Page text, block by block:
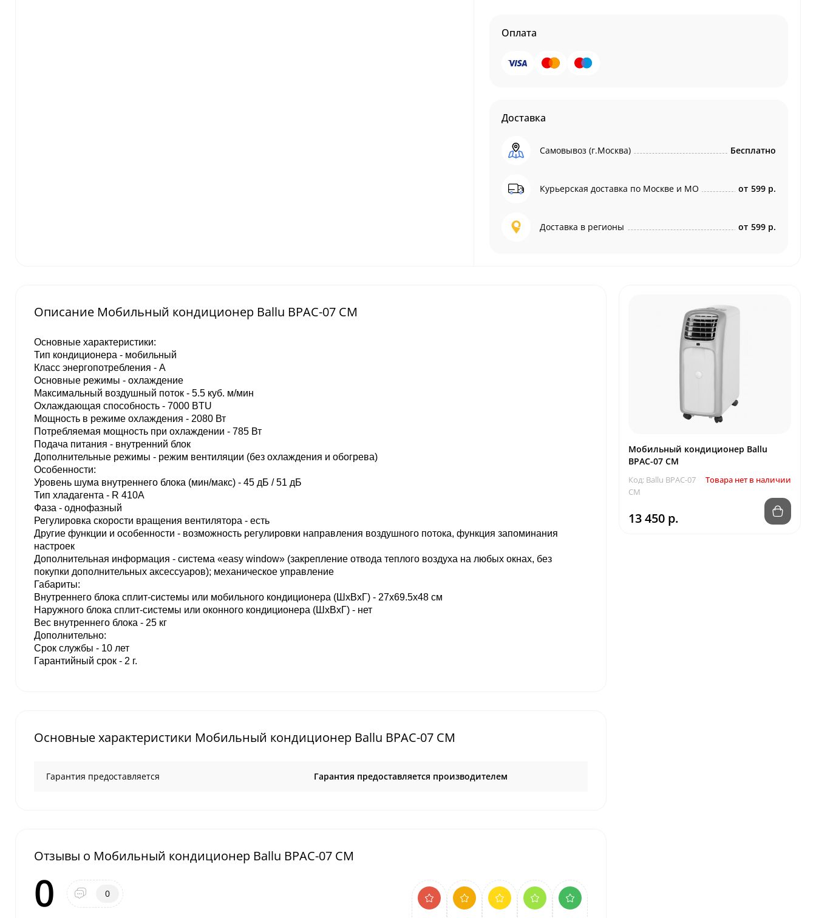
Оплата
Доставка
Самовывоз (г.Москва) Бесплатно
Курьерская доставка по Москве и МО от 599 р.
Доставка в регионы от 599 р.
Описание Мобильный кондиционер Ballu BPAC-07 CM
Основные характеристики:
Тип кондиционера - мобильный
Класс энергопотребления - A
Основные режимы - охлаждение
Максимальный воздушный поток - 5.5 куб. м/мин
Охлаждающая способность - 7000 BTU
Мощность в режиме охлаждения - 2080 Вт
Потребляемая мощность при охлаждении - 785 Вт
Подача питания - внутренний блок
Дополнительные режимы - режим вентиляции (без охлаждения и обогрева)
Особенности:
Уровень шума внутреннего блока (мин/макс) - 45 дБ / 51 дБ
Тип хладагента - R 410A
Фаза - однофазный
Регулировка скорости вращения вентилятора - есть
Другие функции и особенности - возможность регулировки направления воздушного потока, функция запоминания
настроек
Дополнительная информация - система «easy window» (закрепление отвода теплого воздуха на любых окнах, без
покупки дополнительных аксессуаров); механическое управление
Габариты:
Внутреннего блока сплит-системы или мобильного кондиционера (ШxВxГ) - 27x69.5x48 см
Наружного блока сплит-системы или оконного кондиционера (ШxВxГ) - нет
Вес внутреннего блока - 25 кг
Дополнительно:
Срок службы - 10 лет
Гарантийный срок - 2 г.
Основные характеристики Мобильный кондиционер Ballu BPAC-07 CM
Гарантия предоставляется Гарантия предоставляется производителем
Отзывы о Мобильный кондиционер Ballu BPAC-07 CM
0 0
Мобильный кондиционер Ballu
BPAC-07 CM
Код: Ballu BPAC-07
CM
Товара нет в наличии
13 450 р.